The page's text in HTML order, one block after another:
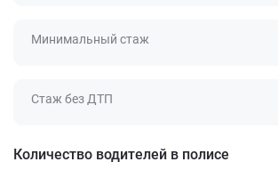
Минимальный стаж
Стаж без ДТП
Количество водителей в полисе